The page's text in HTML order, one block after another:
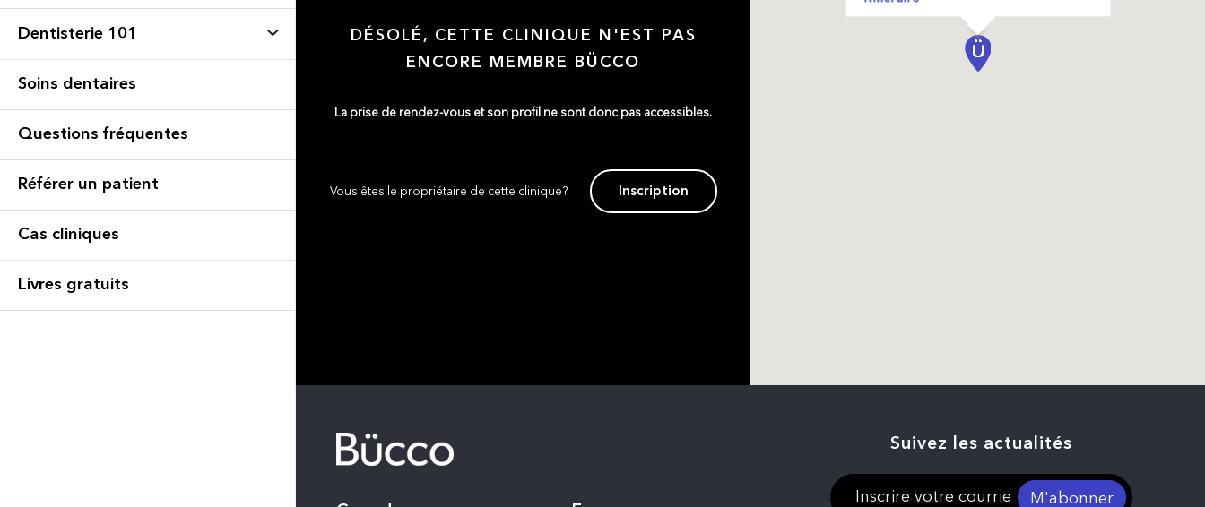
Dentisterie 101
Soins dentaires
Questions fréquentes
Référer un patient
Cas cliniques
Livres gratuits
DÉSOLÉ, CETTE CLINIQUE N'EST PAS
ENCORE MEMBRE BÜCCO
La prise de rendez-vous et son profil ne sont donc pas accessibles.
Vous êtes le propriétaire de cette clinique? Inscription
Suivez les actualités
M'abonner